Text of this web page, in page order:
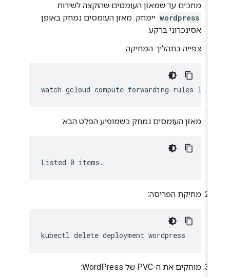
מחכים עד שמאזן העומסים שהוקצה לשירות
wordpress יימחק. מאזן העומסים נמחק באופן
אסינכרוני ברקע.
צפייה בתהליך המחיקה:
watch gcloud compute forwarding-rules
מאזן העומסים נמחק כשמופיע הפלט הבא:
מחיקת הפריסה:
kubectl delete deployment
מוחקים את ה-PVC של WordPress: